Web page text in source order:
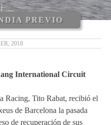
PIRES
2019
2019
2019
PREVIO
2018
International Circuit
Racing, Tito Rabat, recibió el
de Barcelona la pasada
de recuperación de sus